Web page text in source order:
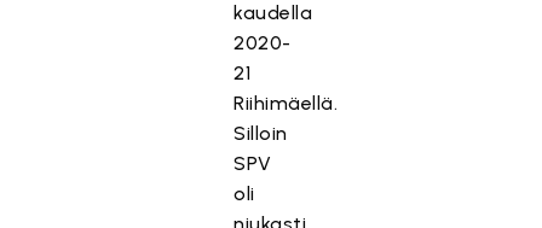
kaudella
2020-
21
Riihimäellä.
Silloin
SPV
oli